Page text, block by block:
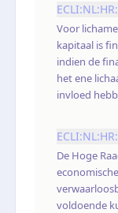
Voor
kapitaal is
indien de
het ene
invloed
De Hoge
voldoende